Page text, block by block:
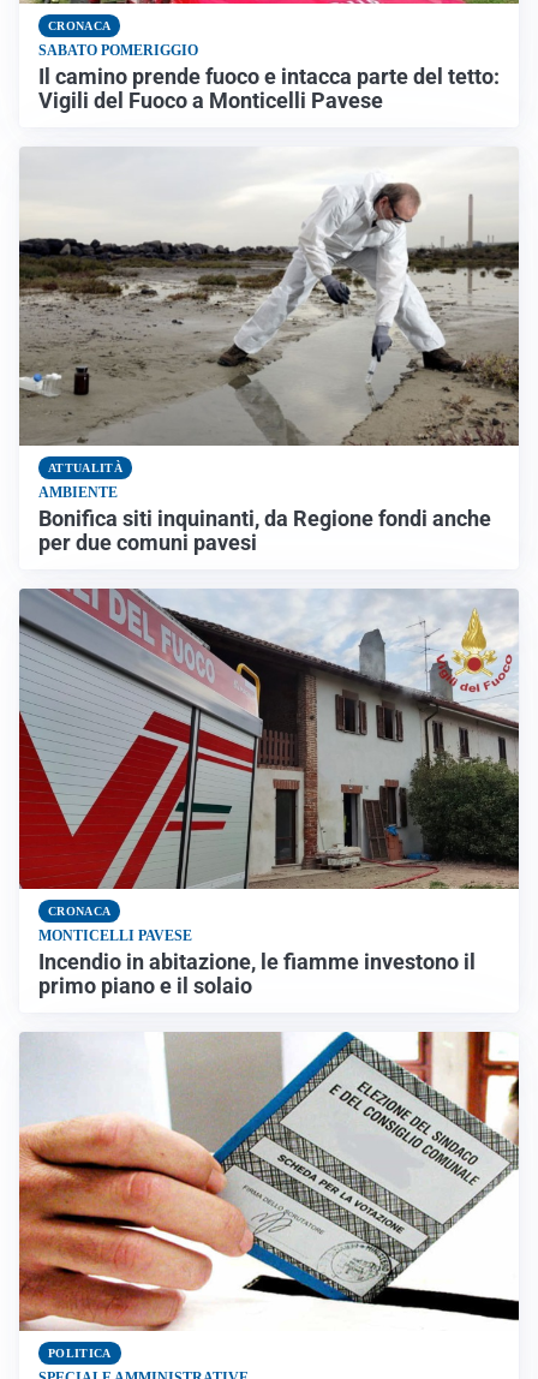
CRONACA
SABATO POMERIGGIO
Il camino prende fuoco e intacca parte del tetto:
Vigili del Fuoco a Monticelli Pavese
ATTUALITÀ
AMBIENTE
Bonifica siti inquinanti, da Regione fondi anche
per due comuni pavesi
CRONACA
MONTICELLI PAVESE
Incendio in abitazione, le fiamme investono il
primo piano e il solaio
POLITICA